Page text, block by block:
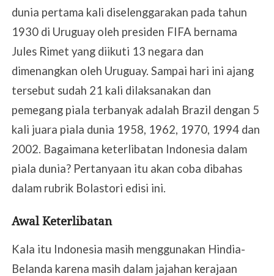
dunia pertama kali diselenggarakan pada tahun
1930 di Uruguay oleh presiden FIFA bernama
Jules Rimet yang diikuti 13 negara dan
dimenangkan oleh Uruguay. Sampai hari ini ajang
tersebut sudah 21 kali dilaksanakan dan
pemegang piala terbanyak adalah Brazil dengan 5
kali juara piala dunia 1958, 1962, 1970, 1994 dan
2002. Bagaimana keterlibatan Indonesia dalam
piala dunia? Pertanyaan itu akan coba dibahas
dalam rubrik Bolastori edisi ini.
Awal Keterlibatan
Kala itu Indonesia masih menggunakan Hindia-
Belanda karena masih dalam jajahan kerajaan